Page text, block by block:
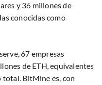
y 36 millones de
conocidas como
67 empresas
de ETH, equivalentes
BitMine es, con